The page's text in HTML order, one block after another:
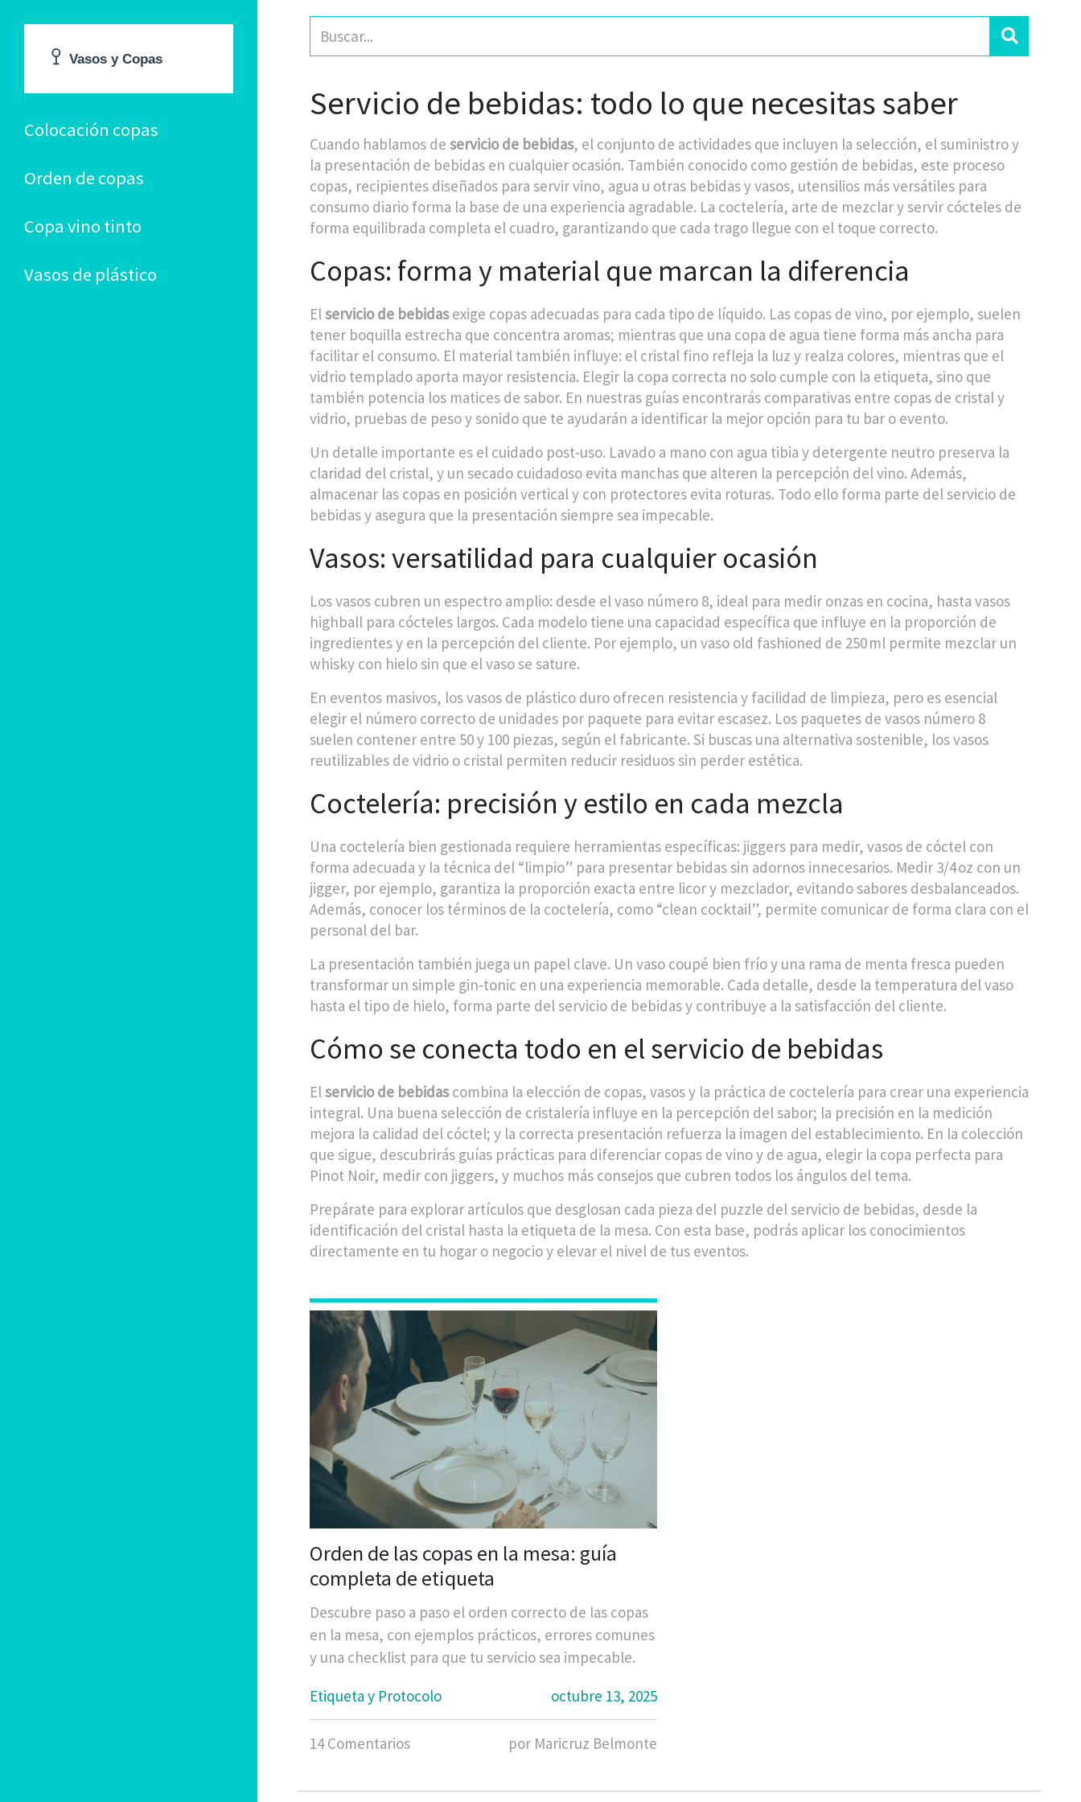
Colocación copas
Orden de copas
Copa vino tinto
Vasos de plástico
Servicio de bebidas: todo lo que necesitas saber
Cuando hablamos de servicio de bebidas, el conjunto de actividades que incluyen la selección, el suministro y
la presentación de bebidas en cualquier ocasión. También conocido como gestión de bebidas, este proceso
copas, recipientes diseñados para servir vino, agua u otras bebidasyvasos, utensilios más versátiles para
consumo diario forma la base de una experiencia agradable. La coctelería, arte de mezclar y servir cócteles de
forma equilibrada completa el cuadro, garantizando que cada trago llegue con el toque correcto.
Copas: forma y material que marcan la diferencia
Elservicio de bebidasexige copas adecuadas para cada tipo de líquido. Las copas de vino, por ejemplo, suelen
tener boquilla estrecha que concentra aromas; mientras que una copa de agua tiene forma más ancha para
facilitar el consumo. El material también influye: el cristal fino refleja la luz y realza colores, mientras que el
vidrio templado aporta mayor resistencia. Elegir la copa correcta no solo cumple con la etiqueta, sino que
también potencia los matices de sabor. En nuestras guías encontrarás comparativas entre copas de cristal y
vidrio, pruebas de peso y sonido que te ayudarán a identificar la mejor opción para tu bar o evento.
Un detalle importante es el cuidado post‑uso. Lavado a mano con agua tibia y detergente neutro preserva la
claridad del cristal, y un secado cuidadoso evita manchas que alteren la percepción del vino. Además,
almacenar las copas en posición vertical y con protectores evita roturas. Todo ello forma parte del servicio de
bebidas y asegura que la presentación siempre sea impecable.
Vasos: versatilidad para cualquier ocasión
Los vasos cubren un espectro amplio: desde el vaso número 8, ideal para medir onzas en cocina, hasta vasos
highball para cócteles largos. Cada modelo tiene una capacidad específica que influye en la proporción de
ingredientes y en la percepción del cliente. Por ejemplo, un vaso old fashioned de 250 ml permite mezclar un
whisky con hielo sin que el vaso se sature.
En eventos masivos, los vasos de plástico duro ofrecen resistencia y facilidad de limpieza, pero es esencial
elegir el número correcto de unidades por paquete para evitar escasez. Los paquetes de vasos número 8
suelen contener entre 50 y 100 piezas, según el fabricante. Si buscas una alternativa sostenible, los vasos
reutilizables de vidrio o cristal permiten reducir residuos sin perder estética.
Coctelería: precisión y estilo en cada mezcla
Una coctelería bien gestionada requiere herramientas específicas: jiggers para medir, vasos de cóctel con
forma adecuada y la técnica del “limpio” para presentar bebidas sin adornos innecesarios. Medir 3/4 oz con un
jigger, por ejemplo, garantiza la proporción exacta entre licor y mezclador, evitando sabores desbalanceados.
Además, conocer los términos de la coctelería, como “clean cocktail”, permite comunicar de forma clara con el
personal del bar.
La presentación también juega un papel clave. Un vaso coupé bien frío y una rama de menta fresca pueden
transformar un simple gin‑tonic en una experiencia memorable. Cada detalle, desde la temperatura del vaso
hasta el tipo de hielo, forma parte del servicio de bebidas y contribuye a la satisfacción del cliente.
Cómo se conecta todo en el servicio de bebidas
Elservicio de bebidascombina la elección de copas, vasos y la práctica de coctelería para crear una experiencia
integral. Una buena selección de cristalería influye en la percepción del sabor; la precisión en la medición
mejora la calidad del cóctel; y la correcta presentación refuerza la imagen del establecimiento. En la colección
que sigue, descubrirás guías prácticas para diferenciar copas de vino y de agua, elegir la copa perfecta para
Pinot Noir, medir con jiggers, y muchos más consejos que cubren todos los ángulos del tema.
Prepárate para explorar artículos que desglosan cada pieza del puzzle del servicio de bebidas, desde la
identificación del cristal hasta la etiqueta de la mesa. Con esta base, podrás aplicar los conocimientos
directamente en tu hogar o negocio y elevar el nivel de tus eventos.
Orden de las copas en la mesa: guía
completa de etiqueta
Descubre paso a paso el orden correcto de las copas
en la mesa, con ejemplos prácticos, errores comunes
y una checklist para que tu servicio sea impecable.
Etiqueta y Protocolo
octubre 13, 2025
14 Comentarios por Maricruz Belmonte